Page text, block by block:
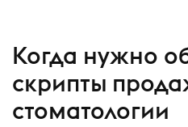
Когда нужно
скрипты
стоматологии